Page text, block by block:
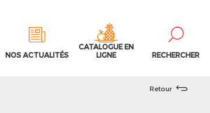
NOS ACTUALITÉS
CATALOGUE EN
LIGNE
RECHERCHER
Retour